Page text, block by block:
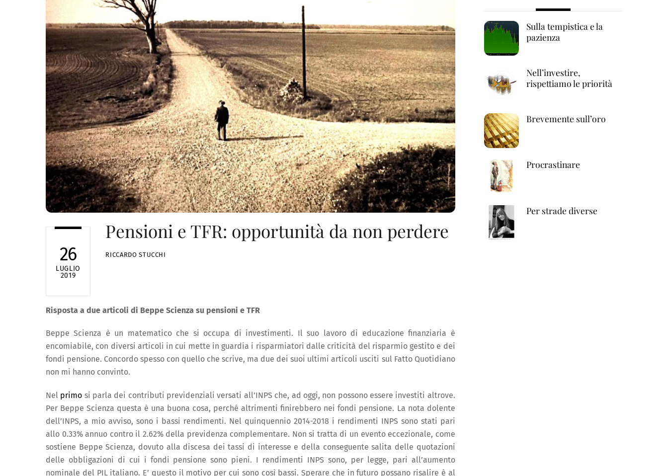
26
LUGLIO
2019
Pensioni e TFR: opportunità da non perdere
RICCARDO STUCCHI
Risposta a due articoli di Beppe Scienza su pensioni e TFR
Beppe Scienza è un matematico che si occupa di investimenti. Il suo lavoro di educazione finanziaria è
encomiabile, con diversi articoli in cui mette in guardia i risparmiatori dalle criticità del risparmio gestito e dei
fondi pensione. Concordo spesso con quello che scrive, ma due dei suoi ultimi articoli usciti sul Fatto Quotidiano
non mi hanno convinto.
Nel primo si parla dei contributi previdenziali versati all’INPS che, ad oggi, non possono essere investiti altrove.
Per Beppe Scienza questa è una buona cosa, perché altrimenti finirebbero nei fondi pensione. La nota dolente
dell’INPS, a mio avviso, sono i bassi rendimenti. Nel quinquennio 2014-2018 i rendimenti INPS sono stati pari
allo 0.33% annuo contro il 2.62% della previdenza complementare. Non si tratta di un evento eccezionale, come
sostiene Beppe Scienza, dovuto alla discesa dei tassi di interesse e della conseguente salita delle quotazioni
delle obbligazioni di cui i fondi pensione sono pieni. I rendimenti INPS sono, per legge, pari all’aumento
nominale del PIL italiano. E’ questo il motivo per cui sono così bassi. Sperare che in futuro possano risalire è al
Sulla tempistica e la
pazienza
Nell’investire,
rispettiamo le priorità
Brevemente sull’oro
Procrastinare
Per strade diverse